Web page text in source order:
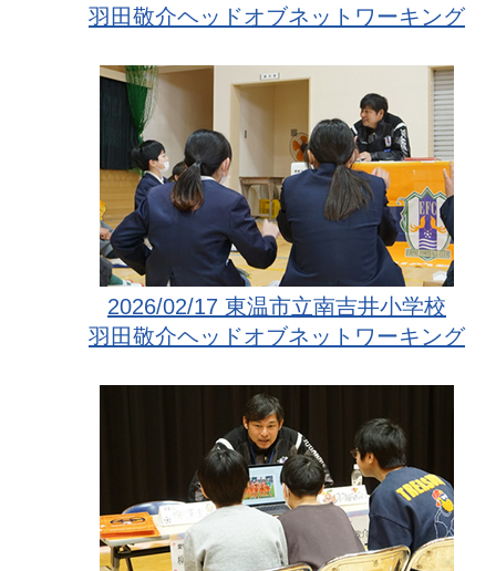
羽田敬介ヘッドオブネットワーキング
2026/02/17 東温市立南吉井小学校
羽田敬介ヘッドオブネットワーキング